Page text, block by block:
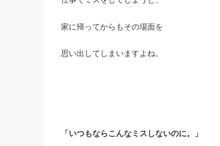
家に帰ってからもその場面を
思い出してしまいますよね。
「いつもならこんなミスしないのに。」